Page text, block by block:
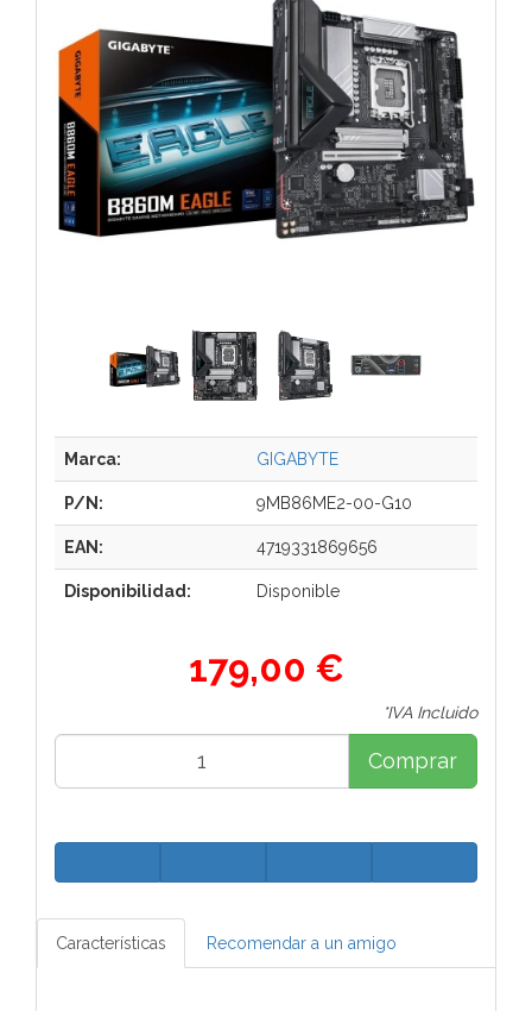
Marca: GIGABYTE
P/N: 9MB86ME2-00-G10
EAN: 4719331869656
Disponibilidad: Disponible
179,00 €
*IVA Incluido
Comprar
Características Recomendar a un amigo